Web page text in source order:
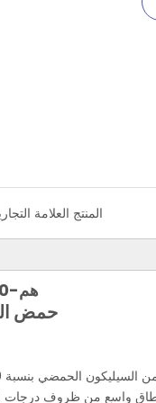
المنتج العلامة
هم-SS2610
حمض
واسع من ظروف درجات